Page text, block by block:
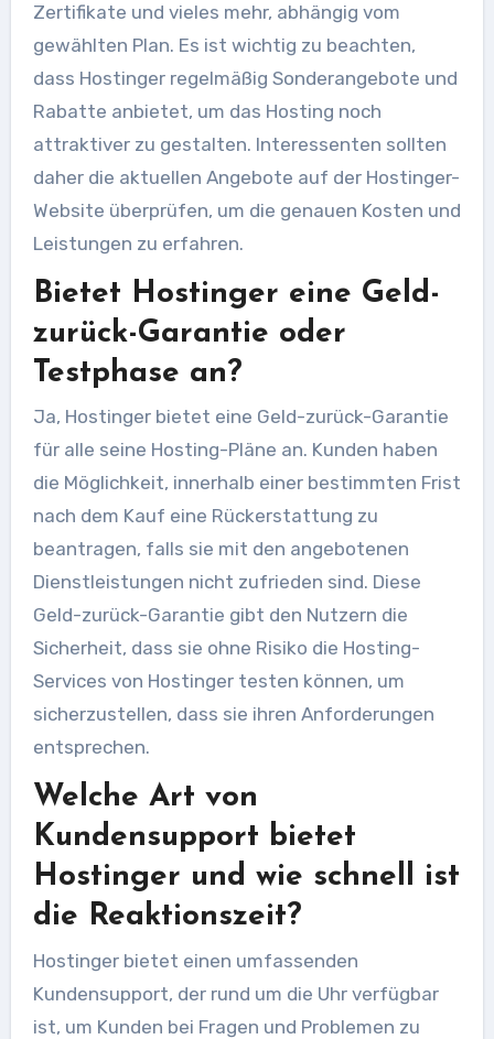
Zertifikate und vieles mehr, abhängig vom
gewählten Plan. Es ist wichtig zu beachten,
dass Hostinger regelmäßig Sonderangebote und
Rabatte anbietet, um das Hosting noch
attraktiver zu gestalten. Interessenten sollten
daher die aktuellen Angebote auf der Hostinger-
Website überprüfen, um die genauen Kosten und
Leistungen zu erfahren.
Bietet Hostinger eine Geld-
zurück-Garantie oder
Testphase an?
Ja, Hostinger bietet eine Geld-zurück-Garantie
für alle seine Hosting-Pläne an. Kunden haben
die Möglichkeit, innerhalb einer bestimmten Frist
nach dem Kauf eine Rückerstattung zu
beantragen, falls sie mit den angebotenen
Dienstleistungen nicht zufrieden sind. Diese
Geld-zurück-Garantie gibt den Nutzern die
Sicherheit, dass sie ohne Risiko die Hosting-
Services von Hostinger testen können, um
sicherzustellen, dass sie ihren Anforderungen
entsprechen.
Welche Art von
Kundensupport bietet
Hostinger und wie schnell ist
die Reaktionszeit?
Hostinger bietet einen umfassenden
Kundensupport, der rund um die Uhr verfügbar
ist, um Kunden bei Fragen und Problemen zu